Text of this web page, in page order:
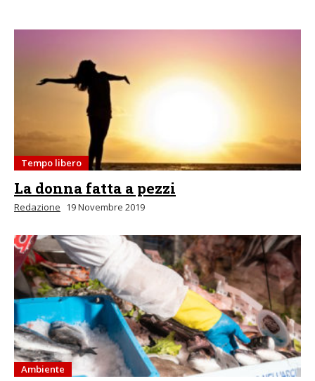
Tempo libero
La donna fatta a pezzi
Redazione 19 Novembre 2019
Ambiente